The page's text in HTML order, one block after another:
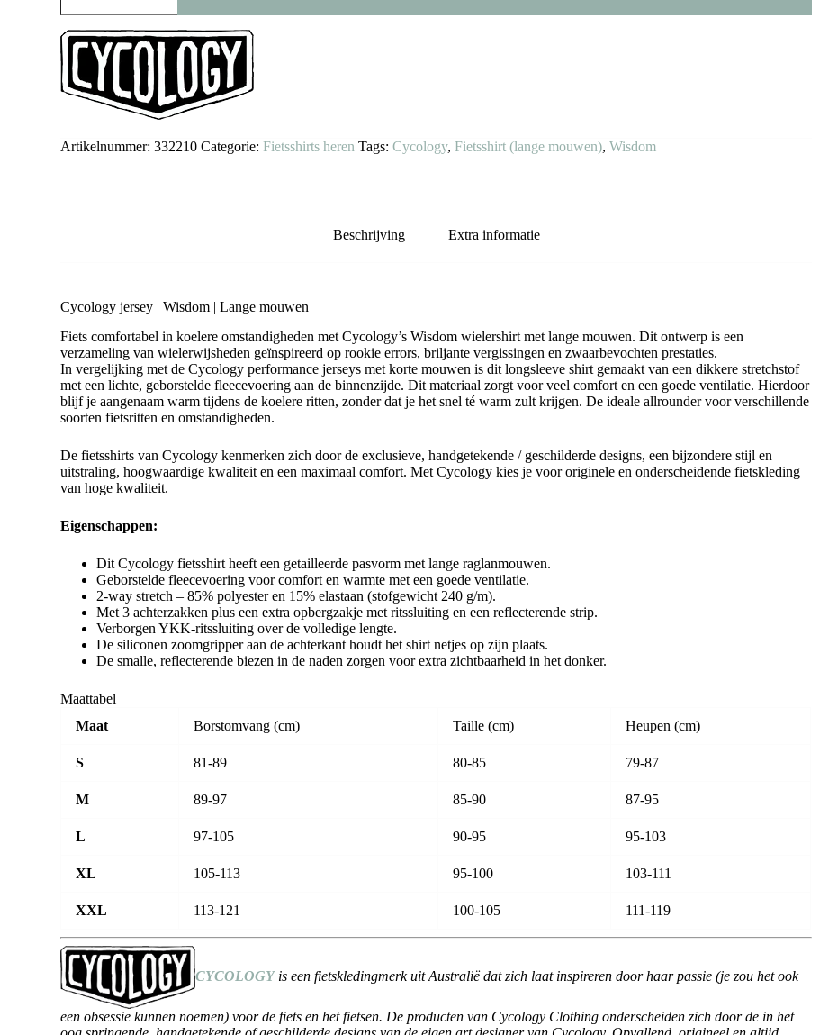
(lange
mouwen)
aantal
Artikelnummer:332210 Categorie:Fietsshirts heren Tags:Cycology,Fietsshirt (lange mouwen),Wisdom
Beschrijving Extra informatie
Cycology jersey | Wisdom | Lange mouwen
Fiets comfortabel in koelere omstandigheden met Cycology’s Wisdom wielershirt met lange mouwen. Dit ontwerp is een
verzameling van wielerwijsheden geïnspireerd op rookie errors, briljante vergissingen en zwaarbevochten prestaties.
In vergelijking met de Cycology performance jerseys met korte mouwen is dit longsleeve shirt gemaakt van een dikkere stretchstof
met een lichte, geborstelde fleecevoering aan de binnenzijde. Dit materiaal zorgt voor veel comfort en een goede ventilatie. Hierdoor
blijf je aangenaam warm tijdens de koelere ritten, zonder dat je het snel té warm zult krijgen. De ideale allrounder voor verschillende
soorten fietsritten en omstandigheden.
De fietsshirts van Cycology kenmerken zich door de exclusieve, handgetekende / geschilderde designs, een bijzondere stijl en
uitstraling, hoogwaardige kwaliteit en een maximaal comfort. Met Cycology kies je voor originele en onderscheidende fietskleding
van hoge kwaliteit.
Eigenschappen:
Dit Cycology fietsshirt heeft een getailleerde pasvorm met lange raglanmouwen.
Geborstelde fleecevoering voor comfort en warmte met een goede ventilatie.
2-way stretch – 85% polyester en 15% elastaan (stofgewicht 240 g/m).
Met 3 achterzakken plus een extra opbergzakje met ritssluiting en een reflecterende strip.
Verborgen YKK-ritssluiting over de volledige lengte.
De siliconen zoomgripper aan de achterkant houdt het shirt netjes op zijn plaats.
De smalle, reflecterende biezen in de naden zorgen voor extra zichtbaarheid in het donker.
Maattabel
Maat
Borstomvang (cm) Taille (cm) Heupen (cm)
S 81-89 80-85 79-87
M 89-97 85-90 87-95
L 97-105 90-95 95-103
XL 105-113 95-100 103-111
XXL 113-121 100-105 111-119
CYCOLOGYis een fietskledingmerk uit Australië dat zich laat inspireren door haar passie (je zou het ook
een obsessie kunnen noemen) voor de fiets en het fietsen. De producten van Cycology Clothing onderscheiden zich door de in het